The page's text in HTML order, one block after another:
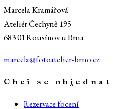
Marcela Kramářová
Ateliér Čechyně 195
683 01 Rousínov u Brna
marcela@fotoatelier-brno.cz
Chci se objednat
Rezervace focení